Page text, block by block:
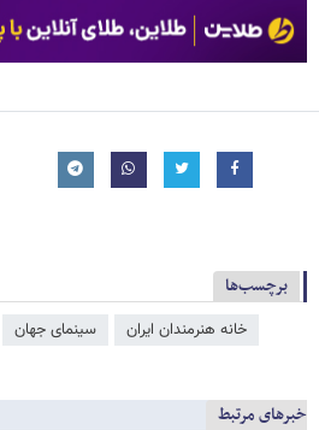
برچسب‌ها
خانه هنرمندان ایران سینمای جهان
خبرهای مرتبط